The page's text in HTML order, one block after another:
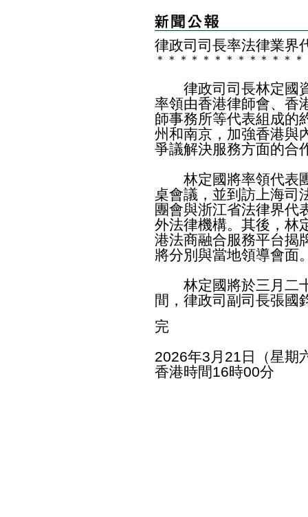
律政司司長率法律業界
＊ ＊ ＊ ＊ ＊ ＊ ＊ ＊ ＊ ＊ ＊ ＊ ＊
律政司司長林定國資
率領由香港律師會、香
師事務所等代表組成的
州和南京，加強香港與
爭議解決服務方面的合
林定國將率領代表團
桌會議，並到訪上海司
團會與浙江省法律界代
外法律機構。其後，
港法商融合服務平台揭
將分別與當地領導會面
林定國將於三月二十
間，律政司副司長張國
完
2026年3月21日（星期
香港時間16時00分